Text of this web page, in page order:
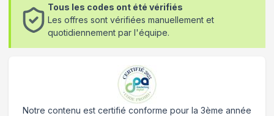
Tous les codes ont été vérifiés
Les offres sont vérifiées manuellement et
quotidiennement par l'équipe.
Notre contenu est certifié conforme pour la 3ème année